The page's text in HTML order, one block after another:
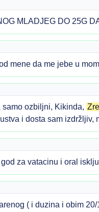
MLADJEG DO 25G
mene da me jebe u
samo ozbiljni, Kikinda,
i dosta sam
za vatacinu i oral
( i duzina i obim 20/